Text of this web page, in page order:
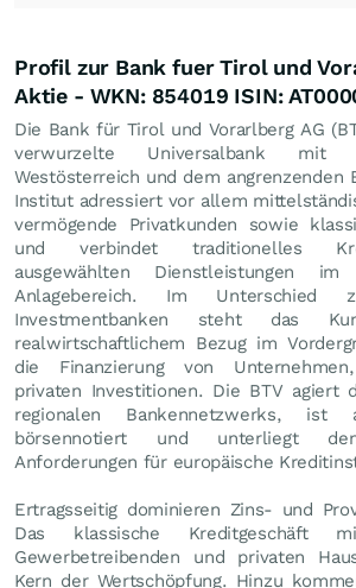
Profil zur Bank fuer Tirol und
Aktie - WKN: 854019 ISIN:
Die Bank für Tirol und Vorarlberg AG
verwurzelte Universalbank mit
Westösterreich und dem angrenzenden
Institut adressiert vor allem
vermögende Privatkunden sowie
und verbindet traditionelles
ausgewählten Dienstleistungen
Anlagebereich. Im Unterschied
Investmentbanken steht das
realwirtschaftlichem Bezug im
die Finanzierung von
privaten Investitionen. Die BTV agiert
regionalen Bankennetzwerks, ist
börsennotiert und unterliegt den
Anforderungen für europäische
Ertragsseitig dominieren Zins- und
Das klassische Kreditgeschäft
Gewerbetreibenden und privaten
Kern der Wertschöpfung. Hinzu